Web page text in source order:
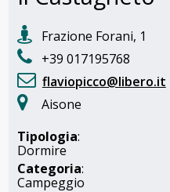
Frazione Forani, 1
+39 017195768
flaviopicco@libero.it
Aisone
Tipologia:
Dormire
Categoria:
Campeggio